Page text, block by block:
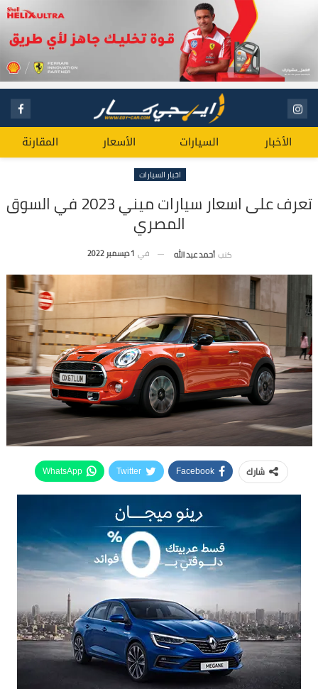
الأخبار السيارات الأسعار المقارنة
اخبار السيارات
تعرف على اسعار سيارات ميني 2023 في السوق
المصري
كتب أحمد عبد الله في 1 ديسمبر 2022
شارك Facebook
Twitter
WhatsApp